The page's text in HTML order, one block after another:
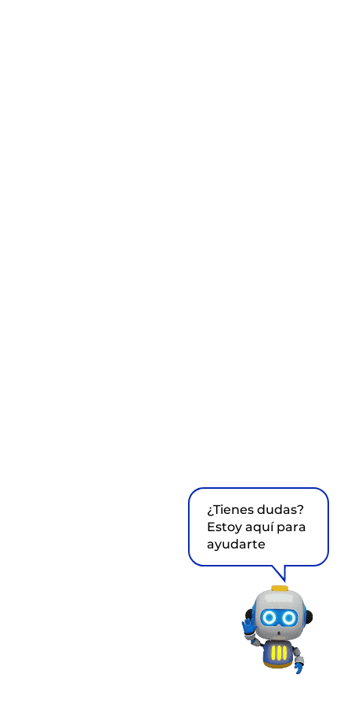
¿Tienes dudas?
Estoy aquí para
ayudarte